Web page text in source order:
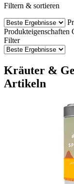
Filtern & sortieren
Produkteigenschaften
Filter
Kräuter &
Artikeln